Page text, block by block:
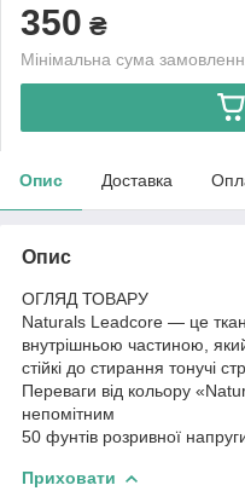
350 ₴
Мінімальна сума
Опис Доставка
Опис
ОГЛЯД ТОВАРУ
Naturals Leadcore — це
внутрішньою частиною,
стійкі до стирання тонучі
Переваги від кольору
непомітним
50 фунтів розривної
Приховати